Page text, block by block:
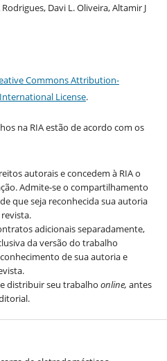
Davi L. Oliveira, Altamir J
Commons Attribution-
License.
na RIA estão de acordo com os
autorais e concedem à RIA o
Admite-se o compartilhamento
que seja reconhecida sua autoria
adicionais separadamente,
da versão do trabalho
de sua autoria e
distribuir seu trabalho online, antes